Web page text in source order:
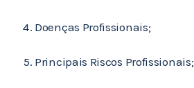
Doenças Profissionais;
Principais Riscos Profissionais;